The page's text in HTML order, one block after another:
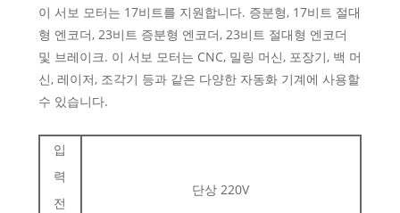
이 서보 모터는 17비트를 지원합니다. 증분형, 17비트 절대
형 엔코더, 23비트 증분형 엔코더, 23비트 절대형 엔코더
및 브레이크. 이 서보 모터는 CNC, 밀링 머신, 포장기, 백 머
신, 레이저, 조각기 등과 같은 다양한 자동화 기계에 사용할
수 있습니다.
입
력
전
단상 220V